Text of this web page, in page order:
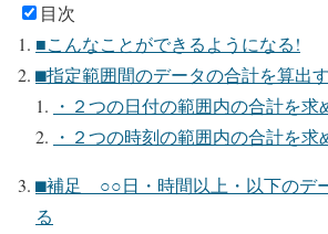
目次
■こんなことができるようになる!
⬛︎指定範囲間のデータの合計を算出
・２つの日付の範囲内の合計を求
・２つの時刻の範囲内の合計を求
⬛︎補足 ○○日・時間以上・以下のデ
る